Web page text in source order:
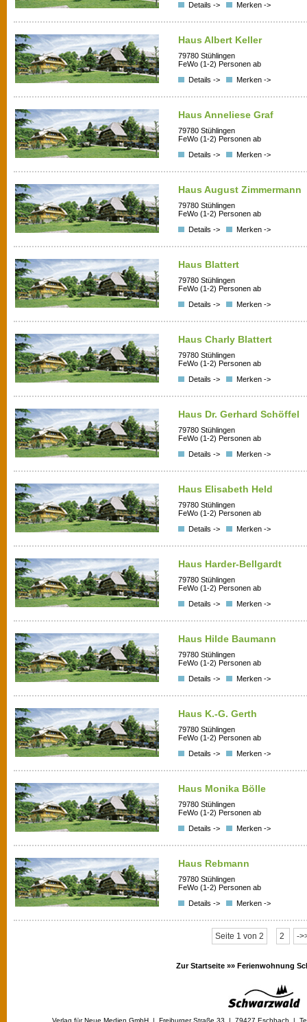
Details ->
Merken ->
Haus Albert Keller
79780 Stühlingen
FeWo (1-2) Personen ab
Details ->
Merken ->
Haus Anneliese Graf
79780 Stühlingen
FeWo (1-2) Personen ab
Details ->
Merken ->
Haus August Zimmermann
79780 Stühlingen
FeWo (1-2) Personen ab
Details ->
Merken ->
Haus Blattert
79780 Stühlingen
FeWo (1-2) Personen ab
Details ->
Merken ->
Haus Charly Blattert
79780 Stühlingen
FeWo (1-2) Personen ab
Details ->
Merken ->
Haus Dr. Gerhard Schöffel
79780 Stühlingen
FeWo (1-2) Personen ab
Details ->
Merken ->
Haus Elisabeth Held
79780 Stühlingen
FeWo (1-2) Personen ab
Details ->
Merken ->
Haus Harder-Bellgardt
79780 Stühlingen
FeWo (1-2) Personen ab
Details ->
Merken ->
Haus Hilde Baumann
79780 Stühlingen
FeWo (1-2) Personen ab
Details ->
Merken ->
Haus K.-G. Gerth
79780 Stühlingen
FeWo (1-2) Personen ab
Details ->
Merken ->
Haus Monika Bölle
79780 Stühlingen
FeWo (1-2) Personen ab
Details ->
Merken ->
Haus Rebmann
79780 Stühlingen
FeWo (1-2) Personen ab
Details ->
Merken ->
Seite 1 von 2 2 -
Zur Startseite »» Ferienwohnung
Verlag für Neue Medien GmbH | Freiburger Straße 33 | 79427 Eschbach |